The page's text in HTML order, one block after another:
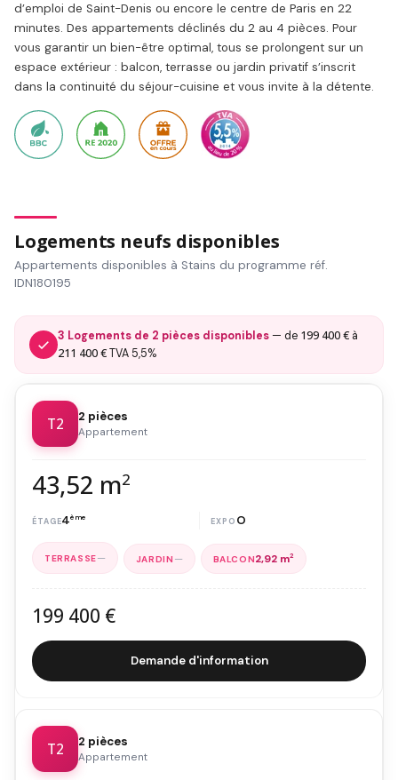
d’emploi de Saint-Denis ou encore le centre de Paris en 22
minutes. Des appartements déclinés du 2 au 4 pièces. Pour
vous garantir un bien-être optimal, tous se prolongent sur un
espace extérieur : balcon, terrasse ou jardin privatif s’inscrit
dans la continuité du séjour-cuisine et vous invite à la détente.
Logements neufs disponibles
Appartements disponibles à Stains du programme réf.
IDN180195
3 Logements de 2 pièces disponibles — de 199 400 € à
211 400 €TVA 5,5%
T2 2 pièces
Appartement
43,52 m2
4ème O
— — 2,92 m2
199 400 €
Demande d'information
T2 2 pièces
Appartement